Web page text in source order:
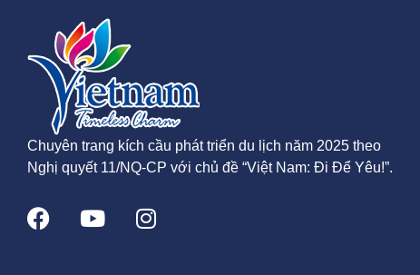
Chuyên trang kích cầu phát triển du lịch năm 2025 theo
Nghị quyết 11/NQ-CP với chủ đề “Việt Nam: Đi Để Yêu!”.